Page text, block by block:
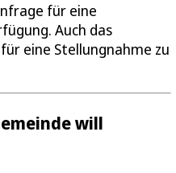
für eine
Auch das
eine Stellungnahme zu
will